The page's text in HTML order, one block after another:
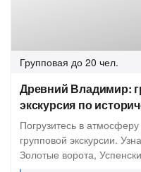
Групповая до 20 чел.
Древний Владимир:
экскурсия по
Погрузитесь в
групповой экскурсии.
Золотые ворота,